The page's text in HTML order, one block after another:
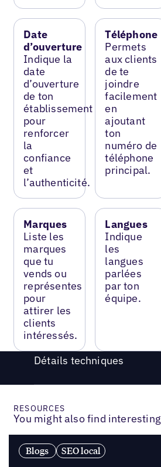
Date
d’ouverture
Indique la
date
d’ouverture
de ton
établissement
pour
renforcer
la
confiance
et
l’authenticité.
Téléphone
Permets
aux clients
de te
joindre
facilement
en
ajoutant
ton
numéro de
téléphone
principal.
Marques
Liste les
marques
que tu
vends ou
représentes
pour
attirer les
clients
intéressés.
Langues
Indique
les
langues
parlées
par ton
équipe.
Détails techniques
RESOURCES
You might also find interesting
Blogs SEO local